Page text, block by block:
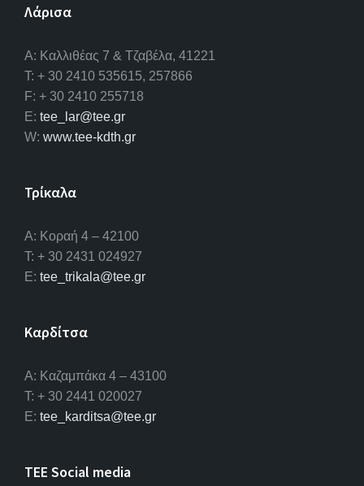
Λάρισα
A: Καλλιθέας 7 & Τζαβέλα, 41221
T: + 30 2410 535615, 257866
F: + 30 2410 255718
E: tee_lar@tee.gr
W: www.tee-kdth.gr
Τρίκαλα
Α: Κοραή 4 – 42100
T: + 30 2431 024927
E: tee_trikala@tee.gr
Καρδίτσα
Α: Καζαμπάκα 4 – 43100
T: + 30 2441 020027
E: tee_karditsa@tee.gr
TEE Social media